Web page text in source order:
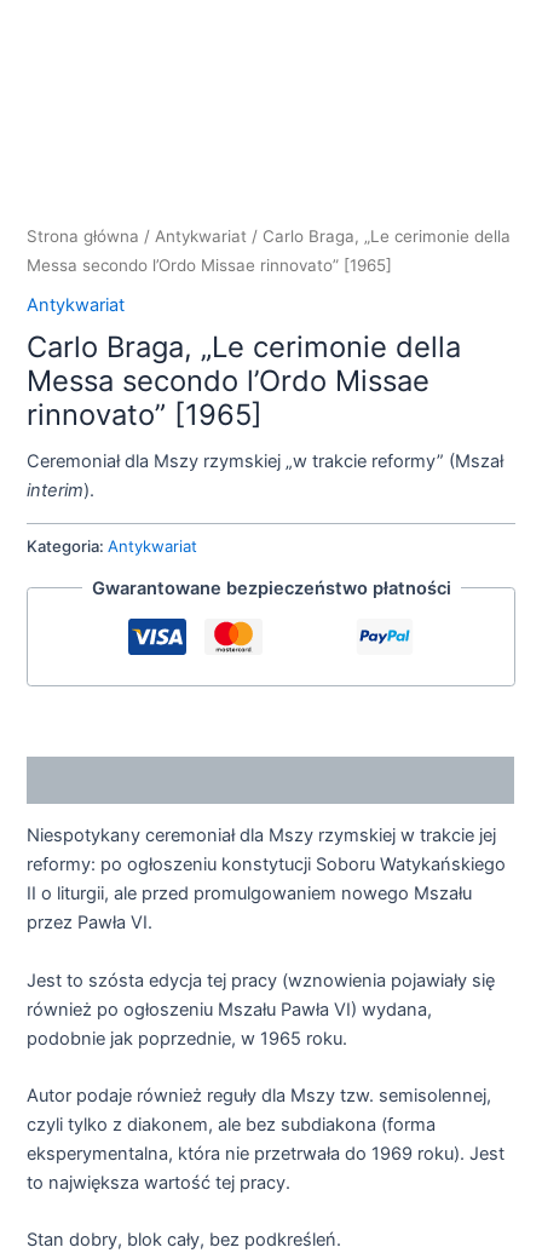
Strona główna / Antykwariat / Carlo Braga, „Le cerimonie della
Messa secondo l’Ordo Missae rinnovato” [1965]
Antykwariat
Carlo Braga, „Le cerimonie della
Messa secondo l’Ordo Missae
rinnovato” [1965]
Ceremoniał dla Mszy rzymskiej „w trakcie reformy” (Mszał
interim).
Kategoria:Antykwariat
Gwarantowane bezpieczeństwo płatności
Niespotykany ceremoniał dla Mszy rzymskiej w trakcie jej
reformy: po ogłoszeniu konstytucji Soboru Watykańskiego
II o liturgii, ale przed promulgowaniem nowego Mszału
przez Pawła VI.
Jest to szósta edycja tej pracy (wznowienia pojawiały się
również po ogłoszeniu Mszału Pawła VI) wydana,
podobnie jak poprzednie, w 1965 roku.
Autor podaje również reguły dla Mszy tzw. semisolennej,
czyli tylko z diakonem, ale bez subdiakona (forma
eksperymentalna, która nie przetrwała do 1969 roku). Jest
to największa wartość tej pracy.
Stan dobry, blok cały, bez podkreśleń.